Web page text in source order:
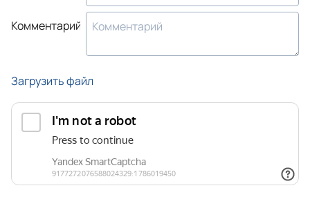
Комментарий
Загрузить файл